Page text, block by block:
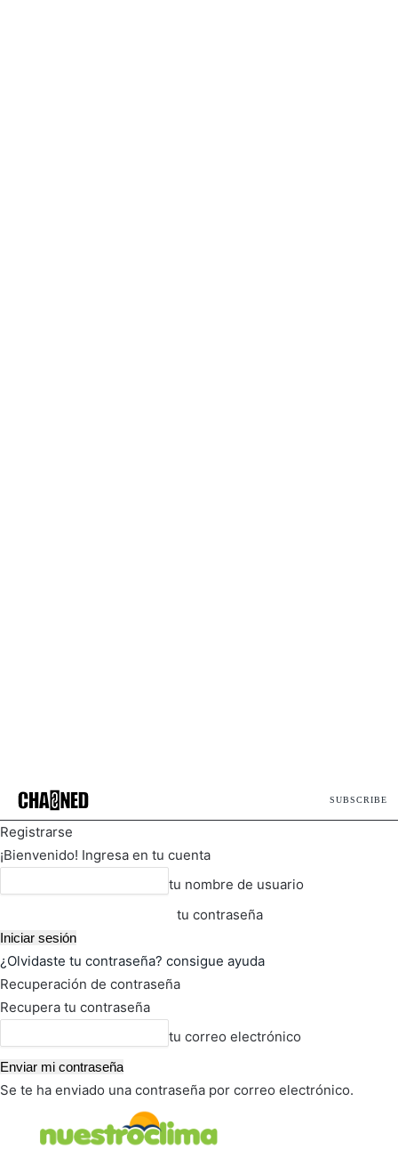
SUBSCRIBE
Registrarse
¡Bienvenido! Ingresa en tu cuenta
tu nombre de usuario
tu contraseña
¿Olvidaste tu contraseña? consigue ayuda
Recuperación de contraseña
Recupera tu contraseña
tu correo electrónico
Se te ha enviado una contraseña por correo electrónico.